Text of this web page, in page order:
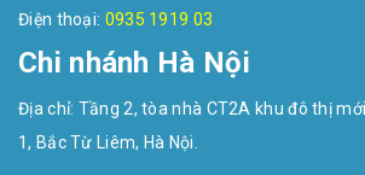
Điện thoại: 0935 1919 03
Chi nhánh Hà Nội
Địa chỉ: Tầng 2, tòa nhà CT2A khu đô thị
1, Bắc Từ Liêm, Hà Nội.